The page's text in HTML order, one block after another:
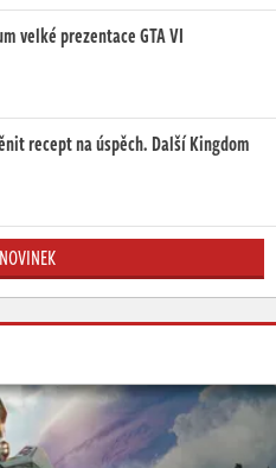
velké prezentace GTA VI
recept na úspěch. Další Kingdom